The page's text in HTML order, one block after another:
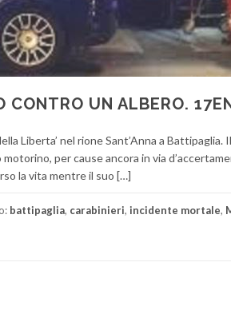
CONTRO UN ALBERO.
Liberta’ nel rione Sant’Anna a
per cause ancora in via
la vita mentre il suo […]
battipaglia, carabinieri, incidente mortale,